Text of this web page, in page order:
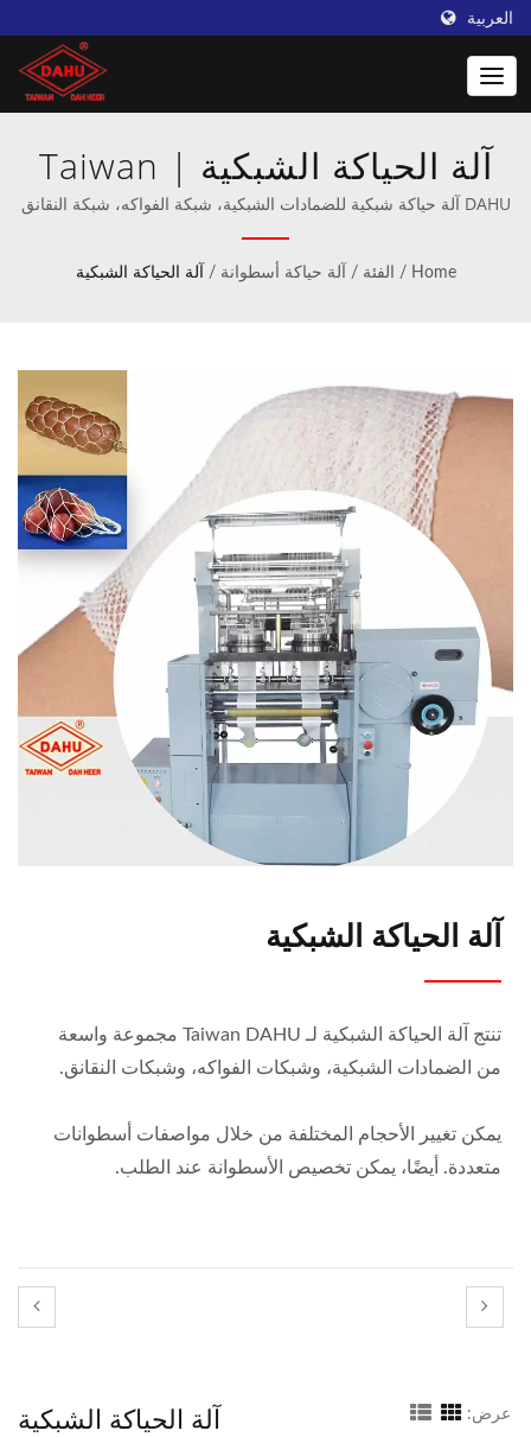
العربية
آلة الحياكة الشبكية | Taiwan
DAHU: المزود الرائد لآلات
الحياكة الكروشيه
DAHU آلة حياكة شبكية للضمادات الشبكية، شبكة الفواكه، شبكة النقانق
| مصنع محترف لماكينات الكروشيه وماكينات الحياكة.
Home
/ الفئة / آلة حياكة أسطوانة / آلة الحياكة الشبكية
آلة الحياكة الشبكية
تنتج آلة الحياكة الشبكية لـ Taiwan DAHU مجموعة واسعة
من الضمادات الشبكية، وشبكات الفواكه، وشبكات النقانق.
يمكن تغيير الأحجام المختلفة من خلال مواصفات أسطوانات
متعددة. أيضًا، يمكن تخصيص الأسطوانة عند الطلب.
آلة الحياكة الشبكية عرض: